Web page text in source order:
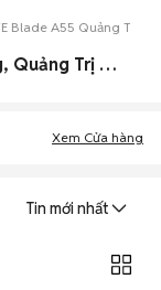
Blade A55 Quảng Trị
0 Zte Blade A55 cũ Huyện Triệu Phong, Quảng Trị đẹp
Xem Cửa hàng
Tin mới nhất